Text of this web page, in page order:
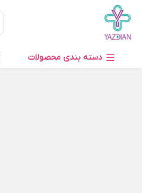
دسته بندی محصولات